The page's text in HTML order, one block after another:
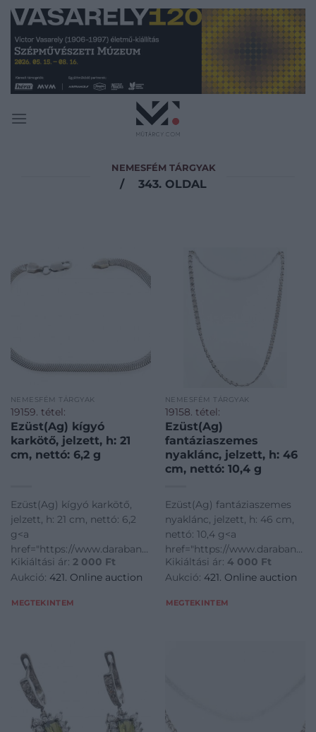
Skip
content
NEMESFÉM TÁRGYAK
/ 343. OLDAL
NEMESFÉM TÁRGYAK
19159. tétel:
Ezüst(Ag) kígyó
karkötő, jelzett, h: 21
cm, nettó: 6,2 g
Ezüst(Ag) kígyó karkötő,
jelzett, h: 21 cm, nettó: 6,2
g<a
href="https://www.darabanth.com/hu/gyorsarveres/421/
disztargyak-ekszerek-
dragakovek/Nemesfem-
dragakovek~1000024/EzustAg-
Kikiáltási ár: 2 000 Ft
Aukció: 421. Online auction
MEGTEKINTEM
NEMESFÉM TÁRGYAK
19158. tétel:
Ezüst(Ag)
fantáziaszemes
nyaklánc, jelzett, h: 46
cm, nettó: 10,4 g
Ezüst(Ag) fantáziaszemes
nyaklánc, jelzett, h: 46 cm,
nettó: 10,4 g<a
href="https://
disztargyak-ekszerek-
dragakovek/Nemesfem-
dragakovek~1000024/EzustAg-
Kikiáltási ár: 4 000 Ft
Aukció: 421. Online auction
MEGTEKINTEM